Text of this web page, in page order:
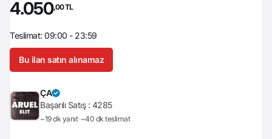
4.050,00 TL
Teslimat: 09:00 - 23:59
Bu ilan satın alınamaz
ÇA
Başarılı Satış : 4285
~19 dk yanıt ~40 dk teslimat